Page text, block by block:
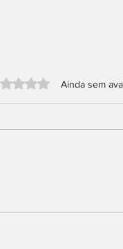
com 0 de 5
Ainda sem